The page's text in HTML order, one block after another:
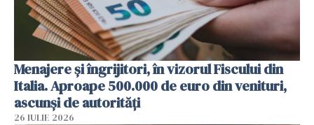
Menajere și îngrijitori, în vizorul Fiscului din
Italia. Aproape 500.000 de euro din venituri,
ascunși de autorități
26 IULIE 2026